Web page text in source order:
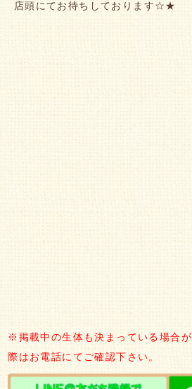
店頭にてお待ちしております☆★
※掲載中の生体も決まっている場合
際はお電話にてご確認下さい。